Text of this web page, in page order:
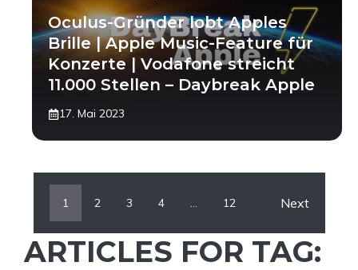
Oculus-Gründer lobt Apples
Brille | Apple Music-Feature für
Konzerte | Vodafone streicht
11.000 Stellen – Daybreak Apple
17. Mai 2023
1 2 3 4 … 12 Next
ARTICLES FOR TAG: